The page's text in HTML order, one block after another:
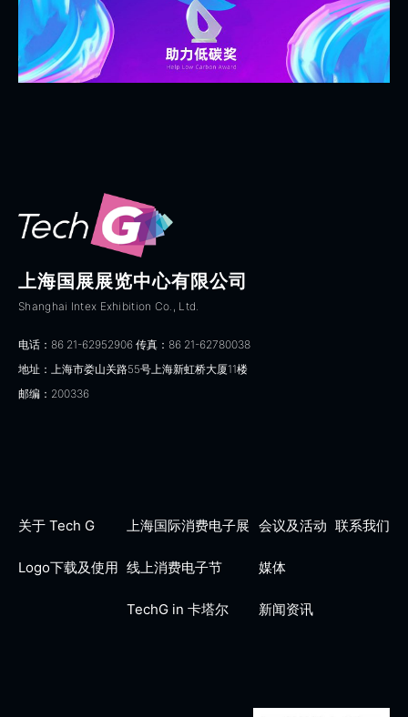
上海国展展览中心有限公司
Shanghai Intex Exhibition Co., Ltd.
电话：86 21-62952906 传真：86 21-62780038
地址：上海市娄山关路55号上海新虹桥大厦11楼
邮编：200336
关于 Tech G
Logo下载及使用
上海国际消费电子展
线上消费电子节
TechG in 卡塔尔
会议及活动
媒体
新闻资讯
联系我们